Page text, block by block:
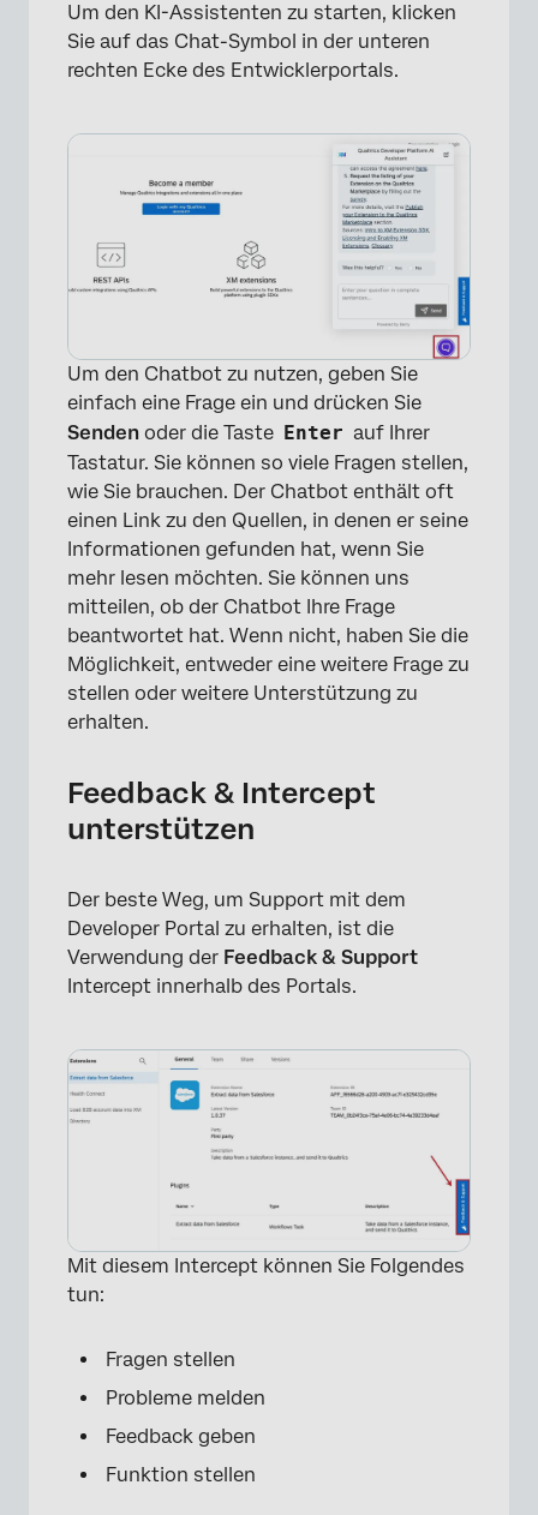
Um den KI-Assistenten zu starten, klicken
Sie auf das Chat-Symbol in der unteren
rechten Ecke des Entwicklerportals.
×
Um den Chatbot zu nutzen, geben Sie
einfach eine Frage ein und drücken Sie
Senden oder die Taste Enter auf Ihrer
Tastatur. Sie können so viele Fragen stellen,
wie Sie brauchen. Der Chatbot enthält oft
einen Link zu den Quellen, in denen er seine
Informationen gefunden hat, wenn Sie
mehr lesen möchten. Sie können uns
mitteilen, ob der Chatbot Ihre Frage
beantwortet hat. Wenn nicht, haben Sie die
Möglichkeit, entweder eine weitere Frage zu
stellen oder weitere Unterstützung zu
erhalten.
Feedback & Intercept
unterstützen
Der beste Weg, um Support mit dem
Developer Portal zu erhalten, ist die
Verwendung der Feedback & Support
Intercept innerhalb des Portals.
Mit diesem Intercept können Sie Folgendes
tun:
Fragen stellen
Probleme melden
Feedback geben
Funktion stellen